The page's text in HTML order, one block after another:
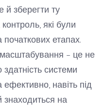
й зберегти ту
контроль, які були
етапах.
– це не
системи
навіть під
знаходиться на